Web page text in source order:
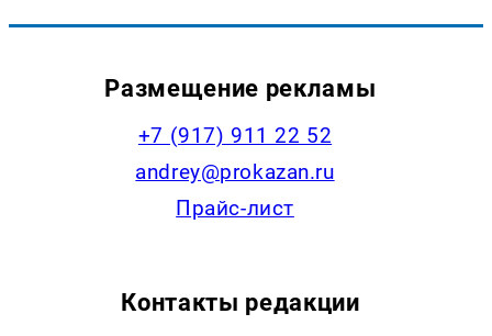
Размещение рекламы
+7 (917) 911 22 52
andrey@prokazan.ru
Прайс-лист
Контакты редакции